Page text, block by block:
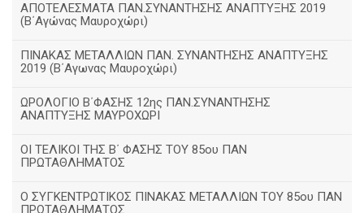
ΑΠΟΤΕΛΕΣΜΑΤΑ ΠΑΝ.ΣΥΝΑΝΤΗΣΗΣ ΑΝΑΠΤΥΞΗΣ 2019
(B΄Αγώνας Μαυροχώρι)
ΠΙΝΑΚΑΣ ΜΕΤΑΛΛΙΩΝ ΠΑΝ. ΣΥΝΑΝΤΗΣΗΣ ΑΝΑΠΤΥΞΗΣ
2019 (Β΄Αγωνας Μαυροχώρι)
ΩΡΟΛΟΓΙΟ Β΄ΦΑΣΗΣ 12ης ΠΑΝ.ΣΥΝΑΝΤΗΣΗΣ
ΑΝΑΠΤΥΞΗΣ ΜΑΥΡΟΧΩΡΙ
ΟΙ ΤΕΛΙΚΟΙ ΤΗΣ Β΄ ΦΑΣΗΣ ΤΟΥ 85ου ΠΑΝ
ΠΡΩΤΑΘΛΗΜΑΤΟΣ
Ο ΣΥΓΚΕΝΤΡΩΤΙΚΟΣ ΠΙΝΑΚΑΣ ΜΕΤΑΛΛΙΩΝ ΤΟΥ 85ου ΠΑΝ
ΠΡΩΤΑΘΛΗΜΑΤΟΣ